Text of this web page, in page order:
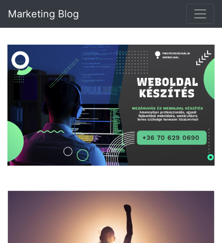
Marketing Blog